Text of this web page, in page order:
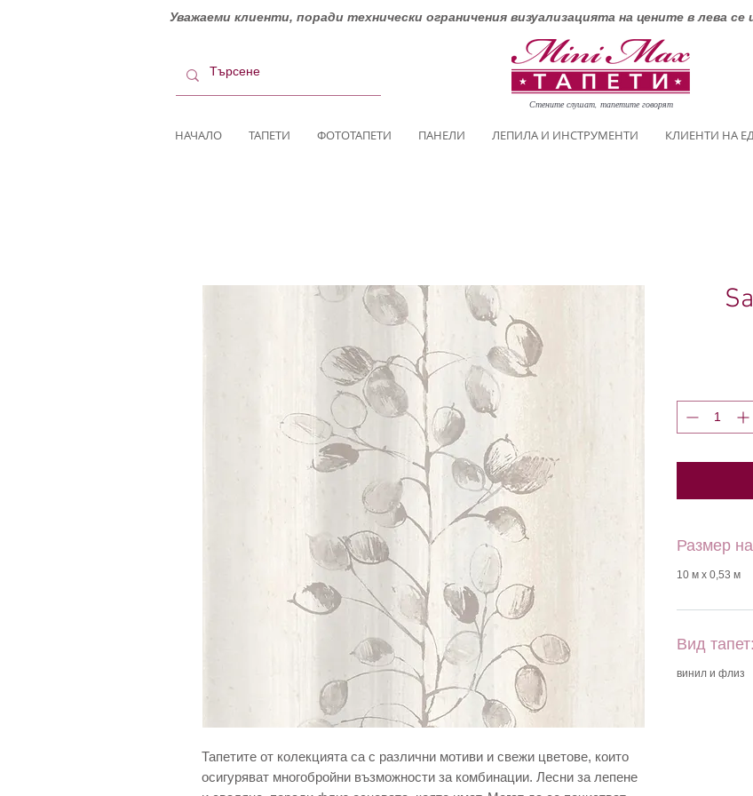
Уважаеми клиенти, поради технически ограничения визуализацията на цените в лева
Стените слушат, тапетите говорят
НАЧАЛО ТАПЕТИ ФОТОТАПЕТИ ПАНЕЛИ ЛЕПИЛА И ИНСТРУМЕНТИ КЛИЕНТИ НА
Тапетите от колекцията са с различни мотиви и свежи цветове, които
осигуряват многобройни възможности за комбинации. Лесни за лепене
Размер
10 м х 0,53 м
Вид тапет:
винил и флиз